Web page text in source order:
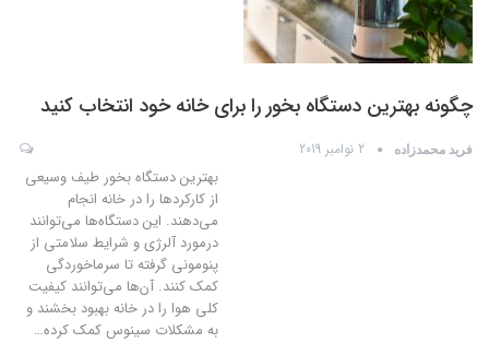
چگونه بهترین دستگاه بخور را برای خانه خود انتخاب کنید
فرید محمدزاده 2 نوامبر 2019
بهترین دستگاه بخور طیف وسیعی
از کارکردها را در خانه انجام
می‌دهند. این دستگاه‌ها می‌توانند
درمورد آلرژی و شرایط سلامتی از
پنومونی گرفته تا سرماخوردگی
کمک کنند. آن‌ها می‌توانند کیفیت
کلی هوا را در خانه بهبود بخشند و
به مشکلات سینوس کمک کرده…